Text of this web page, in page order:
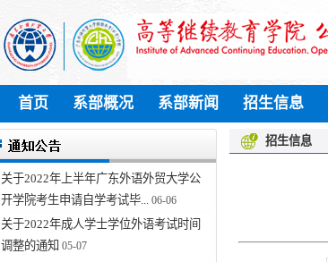
首页 系部概况 系部新闻 招生信息
关于2022年上半年广东外语外贸大学公
开学院考生申请自学考试毕... 06-06
关于2022年成人学士学位外语考试时间
调整的通知 05-07
招生信息